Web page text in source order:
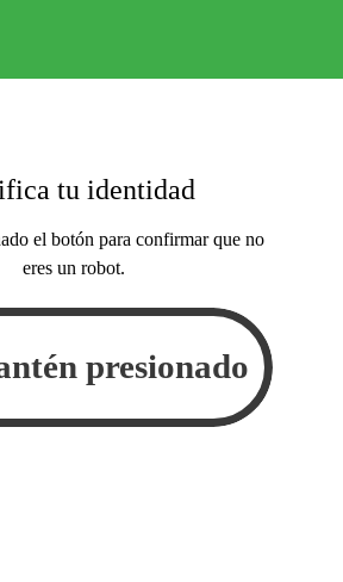
tu identidad
el botón para confirmar que no
eres un robot.